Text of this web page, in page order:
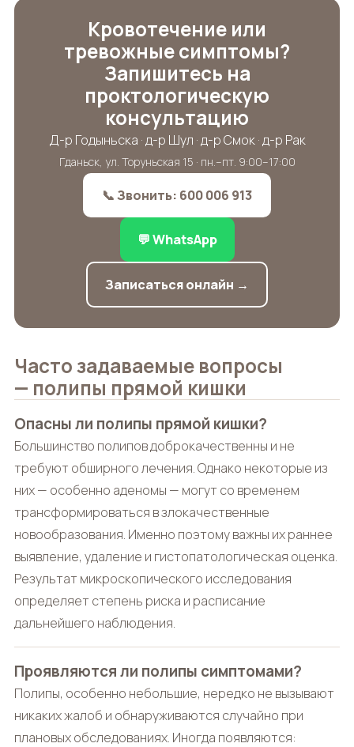
Кровотечение или
тревожные симптомы?
Запишитесь на
проктологическую
консультацию
Д-р Годыньска · д-р Шул · д-р Смок · д-р Рак
Гданьск, ул. Торуньская 15 · пн.–пт. 9:00–17:00
📞 Звонить: 600 006 913
💬 WhatsApp
Записаться онлайн →
Часто задаваемые вопросы
— полипы прямой кишки
Опасны ли полипы прямой кишки?
Большинство полипов доброкачественны и не
требуют обширного лечения. Однако некоторые из
них — особенно аденомы — могут со временем
трансформироваться в злокачественные
новообразования. Именно поэтому важны их раннее
выявление, удаление и гистопатологическая оценка.
Результат микроскопического исследования
определяет степень риска и расписание
дальнейшего наблюдения.
Проявляются ли полипы симптомами?
Полипы, особенно небольшие, нередко не вызывают
никаких жалоб и обнаруживаются случайно при
плановых обследованиях. Иногда появляются: